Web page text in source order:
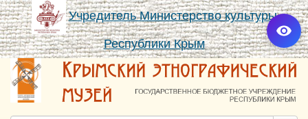
Учредитель Министерство культуры
Республики Крым